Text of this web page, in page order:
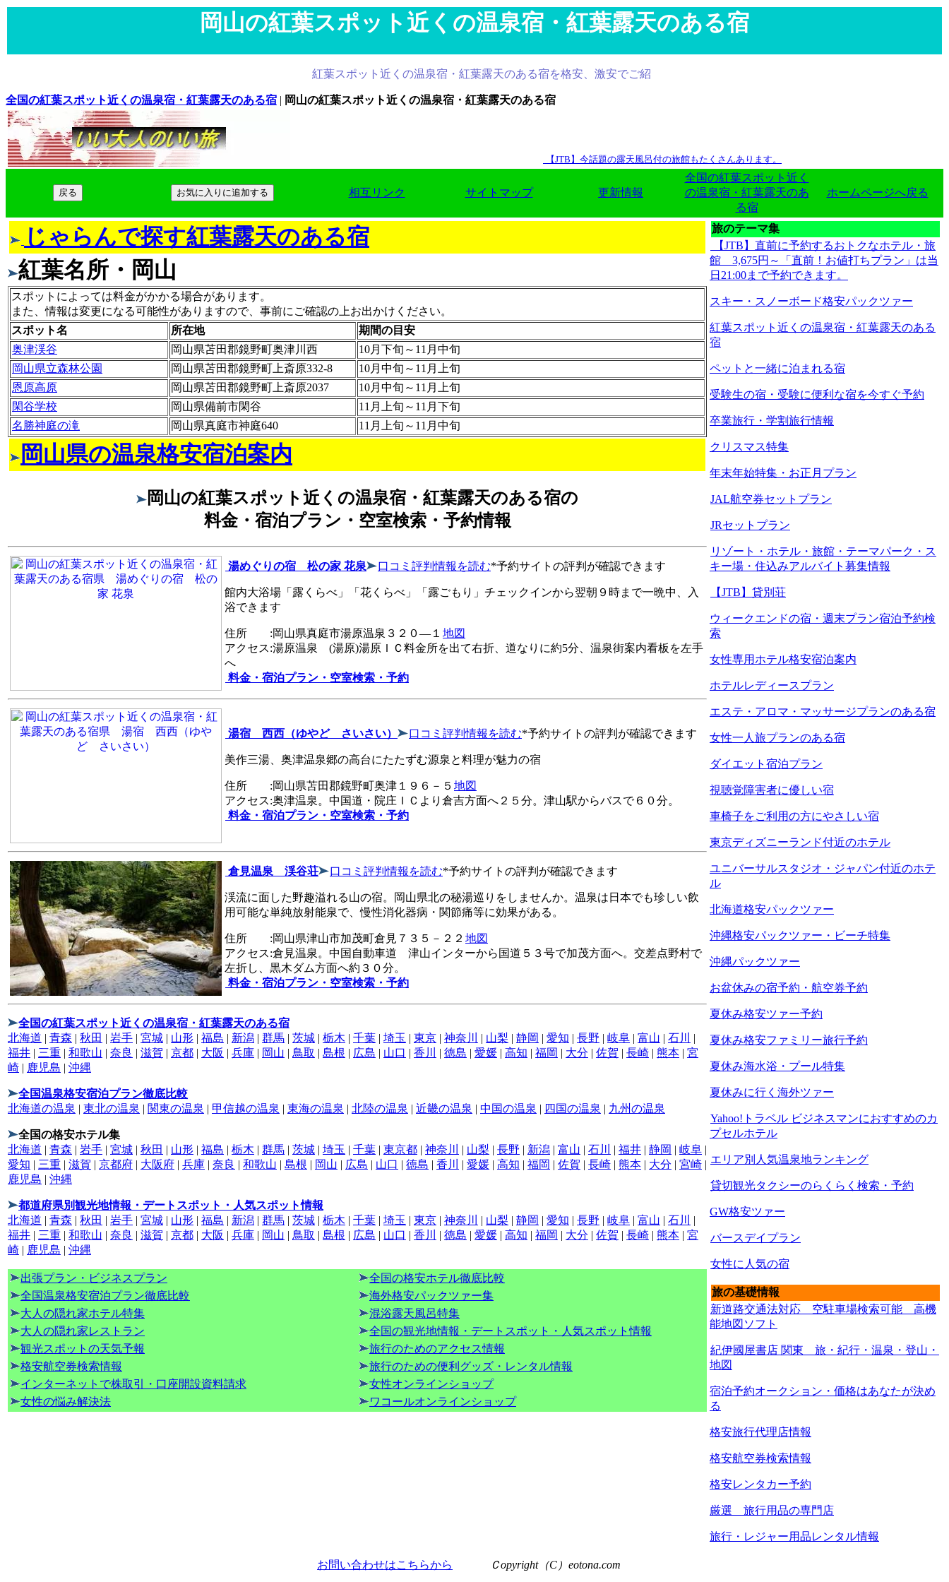
岡山の紅葉スポット近くの温泉宿・紅葉露天のある宿
紅葉スポット近くの温泉宿・紅葉露天のある宿を格安、激安でご紹介・岡山。心揺さぶる絶景紅葉、名湯と愉しむ紅葉、じっく
全国の紅葉スポット近くの温泉宿・紅葉露天のある宿 | 岡山の紅葉スポット近くの温泉宿・紅葉露天のある宿
【JTB】今話題の露天風呂付の旅館もたくさんあります。
お気に入りに追加する 相互リンク サイトマップ 更新情報
全国の紅葉スポット近く
の温泉宿・紅葉露天のあ
る宿
ホームページへ戻る
じゃらんで探す紅葉露天のある宿
紅葉名所・岡山
スポットによっては料金がかかる場合があります。
また、情報は変更になる可能性がありますので、事前にご確認の上お出かけください。
スポット名
所在地
期間の目安
奥津渓谷
岡山県苫田郡鏡野町奥津川西
10月下旬～11月中旬
岡山県立森林公園
岡山県苫田郡鏡野町上斎原332-8
10月中旬～11月上旬
恩原高原
岡山県苫田郡鏡野町上斎原2037
10月中旬～11月上旬
閑谷学校
岡山県備前市閑谷
11月上旬～11月下旬
名勝神庭の滝
岡山県真庭市神庭640 11月上旬～11月中旬
岡山県の温泉格安宿泊案内
岡山の紅葉スポット近くの温泉宿・紅葉露天のある宿の
料金・宿泊プラン・空室検索・予約情報
湯めぐりの宿 松の家 花泉 口コミ評判情報を読む*予約サイトの評判が確認できます
館内大浴場「露くらべ」「花くらべ」「露ごもり」チェックインから翌朝９時まで一晩中、入
浴できます
住所 :岡山県真庭市湯原温泉３２０―１ 地図
アクセス:湯原温泉 (湯原)湯原ＩＣ料金所を出て右折、道なりに約5分、温泉街案内看板を左手
へ
料金・宿泊プラン・空室検索・予約
湯宿 西西（ゆやど さいさい） 口コミ評判情報を読む*予約サイトの評判が確認できます
美作三湯、奥津温泉郷の高台にたたずむ源泉と料理が魅力の宿
住所 :岡山県苫田郡鏡野町奥津１９６－５ 地図
アクセス:奥津温泉。中国道・院庄ＩＣより倉吉方面へ２５分。津山駅からバスで６０分。
料金・宿泊プラン・空室検索・予約
倉見温泉 渓谷荘 口コミ評判情報を読む*予約サイトの評判が確認できます
渓流に面した野趣溢れる山の宿。岡山県北の秘湯巡りをしませんか。温泉は日本でも珍しい飲
用可能な単純放射能泉で、慢性消化器病・関節痛等に効果がある。
住所 :岡山県津山市加茂町倉見７３５－２２ 地図
アクセス:倉見温泉。中国自動車道 津山インターから国道５３号で加茂方面へ。交差点野村で
左折し、黒木ダム方面へ約３０分。
料金・宿泊プラン・空室検索・予約
全国の紅葉スポット近くの温泉宿・紅葉露天のある宿
北海道 | 青森 | 秋田 | 岩手 | 宮城 | 山形 | 福島 | 新潟 | 群馬 | 茨城 | 栃木 | 千葉 | 埼玉 | 東京 | 神奈川 | 山梨 | 静岡 | 愛知 | 長野 | 岐阜 | 富山 | 石川
|
福井 | 三重 | 和歌山 | 奈良 | 滋賀 | 京都 | 大阪 | 兵庫 | 岡山 | 鳥取 | 島根 | 広島 | 山口 | 香川 | 徳島 | 愛媛 | 高知 | 福岡 | 大分 | 佐賀 | 長崎 | 熊本 | 宮
崎 | 鹿児島 | 沖縄
全国温泉格安宿泊プラン徹底比較
北海道の温泉 | 東北の温泉 | 関東の温泉 | 甲信越の温泉 | 東海の温泉 | 北陸の温泉 | 近畿の温泉 | 中国の温泉 | 四国の温泉 | 九州の温泉
全国の格安ホテル集
北海道 | 青森 | 岩手 | 宮城 | 秋田 | 山形 | 福島 | 栃木 | 群馬 | 茨城 | 埼玉 | 千葉 | 東京都 | 神奈川 | 山梨 | 長野 | 新潟 | 富山 | 石川 | 福井 | 静岡 | 岐阜 |
愛知 | 三重 | 滋賀 | 京都府 | 大阪府 | 兵庫 | 奈良 | 和歌山 | 島根 | 岡山 | 広島 | 山口 | 徳島 | 香川 | 愛媛 | 高知 | 福岡 | 佐賀 | 長崎 | 熊本 | 大分 | 宮崎 |
鹿児島 | 沖縄
都道府県別観光地情報・デートスポット・人気スポット情報
北海道 | 青森 | 秋田 | 岩手 | 宮城 | 山形 | 福島 | 新潟 | 群馬 | 茨城 | 栃木 | 千葉 | 埼玉 | 東京 | 神奈川 | 山梨 | 静岡 | 愛知 | 長野 | 岐阜 | 富山 | 石川
|
福井 | 三重 | 和歌山 | 奈良 | 滋賀 | 京都 | 大阪 | 兵庫 | 岡山 | 鳥取 | 島根 | 広島 | 山口 | 香川 | 徳島 | 愛媛 | 高知 | 福岡 | 大分 | 佐賀 | 長崎 | 熊本 | 宮
崎 | 鹿児島 | 沖縄
出張プラン・ビジネスプラン
全国の格安ホテル徹底比較
全国温泉格安宿泊プラン徹底比較
海外格安パックツァー集
大人の隠れ家ホテル特集
混浴露天風呂特集
大人の隠れ家レストラン
全国の観光地情報・デートスポット・人気スポット情報
観光スポットの天気予報
旅行のためのアクセス情報
格安航空券検索情報
旅行のための便利グッズ・レンタル情報
インターネットで株取引・口座開設資料請求
女性オンラインショップ
女性の悩み解決法
ワコールオンラインショップ
旅のテーマ集
【JTB】直前に予約するおトクなホテル・旅
館 3,675円～「直前！お値打ちプラン」は当
日21:00まで予約できます。
スキー・スノーボード格安パックツァー
紅葉スポット近くの温泉宿・紅葉露天のある
宿
ペットと一緒に泊まれる宿
受験生の宿・受験に便利な宿を今すぐ予約
卒業旅行・学割旅行情報
クリスマス特集
年末年始特集・お正月プラン
JAL航空券セットプラン
JRセットプラン
リゾート・ホテル・旅館・テーマパーク・ス
キー場・住込みアルバイト募集情報
【JTB】貸別荘
ウィークエンドの宿・週末プラン宿泊予約検
索
女性専用ホテル格安宿泊案内
ホテルレディースプラン
エステ・アロマ・マッサージプランのある宿
女性一人旅プランのある宿
ダイエット宿泊プラン
視聴覚障害者に優しい宿
車椅子をご利用の方にやさしい宿
東京ディズニーランド付近のホテル
ユニバーサルスタジオ・ジャパン付近のホテ
ル
北海道格安パックツァー
沖縄格安パックツァー・ビーチ特集
沖縄パックツァー
お盆休みの宿予約・航空券予約
夏休み格安ツァー予約
夏休み格安ファミリー旅行予約
夏休み海水浴・プール特集
夏休みに行く海外ツァー
Yahoo!トラベル ビジネスマンにおすすめのカ
プセルホテル
エリア別人気温泉地ランキング
貸切観光タクシーのらくらく検索・予約
GW格安ツァー
バースデイプラン
女性に人気の宿
旅の基礎情報
新道路交通法対応 空駐車場検索可能 高機
能地図ソフト
紀伊國屋書店 関東 旅・紀行・温泉・登山・
地図
宿泊予約オークション・価格はあなたが決め
る
格安旅行代理店情報
格安航空券検索情報
格安レンタカー予約
厳選 旅行用品の専門店
旅行・レジャー用品レンタル情報
お問い合わせはこちらから Ｃopyright（C）eotona.com